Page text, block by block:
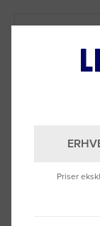
Priser